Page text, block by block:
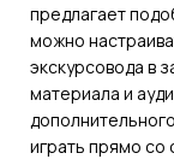
предлагает
можно
экскурсовода в
материала и
играть прямо со